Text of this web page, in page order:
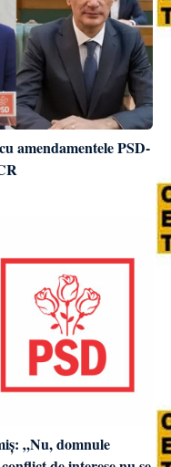
amendamentele PSD-
„Nu, domnule